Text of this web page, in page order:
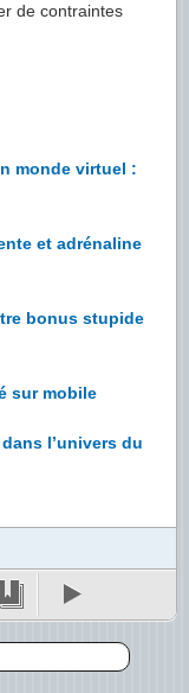
de contraintes
monde virtuel :
et adrénaline
bonus stupide
sur mobile
l’univers du